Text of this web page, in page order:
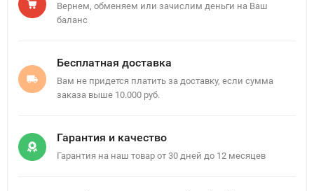
Вернем, обменяем или зачислим деньги на Ваш
баланс
Бесплатная доставка
Вам не придется платить за доставку, если сумма
заказа выше 10.000 руб.
Гарантия и качество
Гарантия на наш товар от 30 дней до 12 месяцев